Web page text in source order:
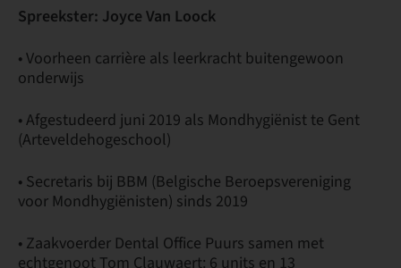
Spreekster: Joyce Van Loock
• Voorheen carrière als leerkracht buitengewoon
onderwijs
• Afgestudeerd juni 2019 als Mondhygiënist te Gent
(Arteveldehogeschool)
• Secretaris bij BBM (Belgische Beroepsvereniging
voor Mondhygiënisten) sinds 2019
• Zaakvoerder Dental Office Puurs samen met
echtgenoot Tom Clauwaert: 6 units en 13